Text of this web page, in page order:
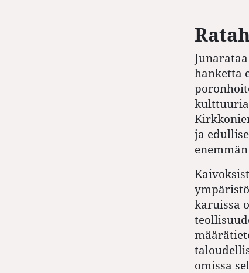
hanketta
kulttuuria
ja
karuissa
omissa